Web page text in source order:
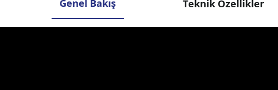
Genel Bakış Teknik Özellikler